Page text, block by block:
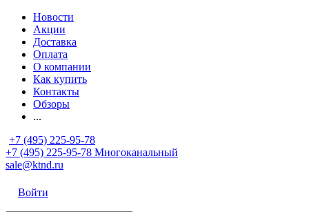
Новости
Акции
Доставка
Оплата
О компании
Как купить
Контакты
Обзоры
...
+7 (495) 225-95-78
+7 (495) 225-95-78 Многоканальный
sale@ktnd.ru
Войти